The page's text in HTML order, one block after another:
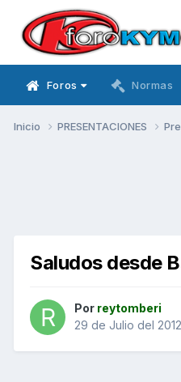
Foros Normas
Inicio PRESENTACIONES
Saludos desde
Por reytomberi
29 de Julio del 2012